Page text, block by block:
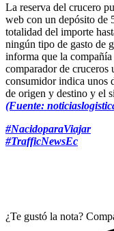
La reserva del crucero
web con un depósito de
totalidad del importe
ningún tipo de gasto de
informa que la
comparador de cruceros
consumidor indica unos
de origen y destino y el
(Fuente:
#NacidoparaViajar
#TrafficNewsEc
¿Te gustó la nota?